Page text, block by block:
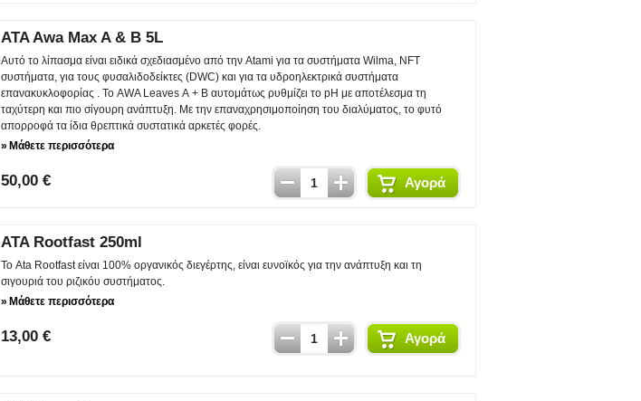
ATA Awa Max A & B 5L
Αυτό το λίπασμα είναι ειδικά σχεδιασμένο από την Atami για τα συστήματα Wilma, NFT
συστήματα, για τους φυσαλιδοδείκτες (DWC) και για τα υδροηλεκτρικά συστήματα
επανακυκλοφορίας . Το AWA Leaves А + B αυτομάτως ρυθμίζει το pH με αποτέλεσμα τη
ταχύτερη και πιο σίγουρη ανάπτυξη. Με την επαναχρησιμοποίηση του διαλύματος, το φυτό
απορροφά τα ίδια θρεπτικά συστατικά αρκετές φορές.
» Μάθετε περισσότερα
50,00 € Αγορά
ATA Rootfast 250ml
Το Ata Rootfast είναι 100% οργανικός διεγέρτης, είναι ευνοϊκός για την ανάπτυξη και τη
σιγουριά του ριζικόυ συστήματος.
» Μάθετε περισσότερα
13,00 € Αγορά